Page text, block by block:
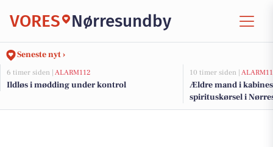
VORES Nørresundby
Seneste nyt ›
6 timer siden | ALARM112
Ildløs i mødding under kontrol
10 timer siden |
Ældre mand i
spirituskørsel i